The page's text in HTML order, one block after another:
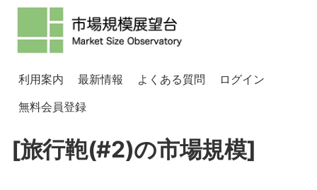
利用案内 最新情報 よくある質問
ログイン
無料会員登録
[旅行鞄(#2)の市場規模]